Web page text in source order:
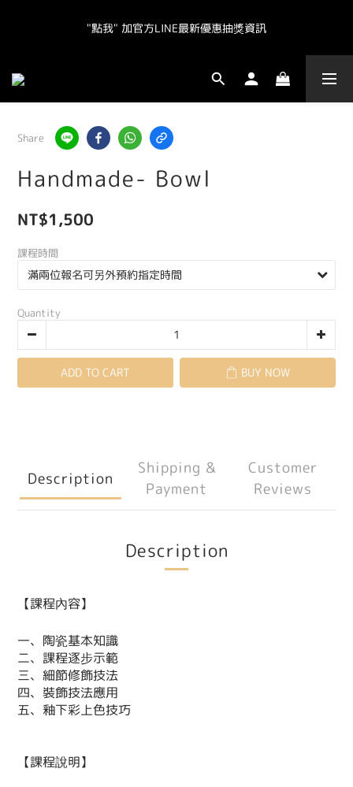
"點我" 加官方LINE最新優惠抽獎資訊
"點我" 加官方LINE最新優惠抽獎資訊
全球皆運送.  台灣地區（不含離島）滿NT800免運.  其他地區滿
"點我" 加官方LINE最新優惠抽獎資訊
Share
Handmade- Bowl
NT$1,500
課程時間
Quantity
ADD TO CART BUY NOW
Description
Shipping &
Payment
Customer
Reviews
Description
【課程內容】
一、陶瓷基本知識
二、課程逐步示範
三、細節修飾技法
四、裝飾技法應用
五、釉下彩上色技巧
【課程說明】